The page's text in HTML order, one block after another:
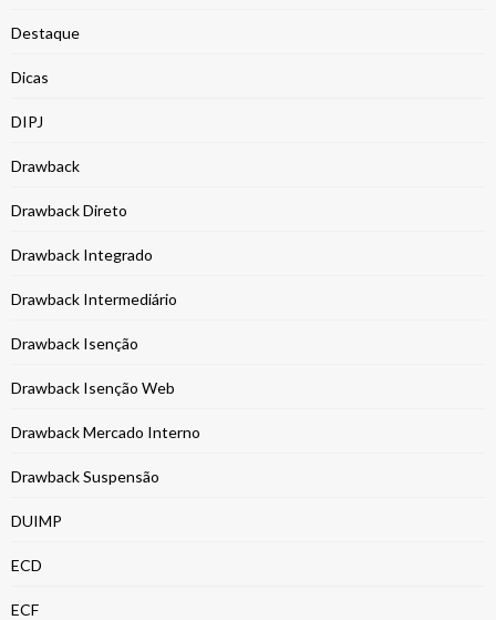
Destaque
Dicas
DIPJ
Drawback
Drawback Direto
Drawback Integrado
Drawback Intermediário
Drawback Isenção
Drawback Isenção Web
Drawback Mercado Interno
Drawback Suspensão
DUIMP
ECD
ECF